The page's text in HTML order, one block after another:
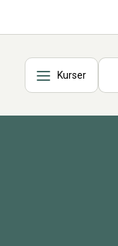
Kurser